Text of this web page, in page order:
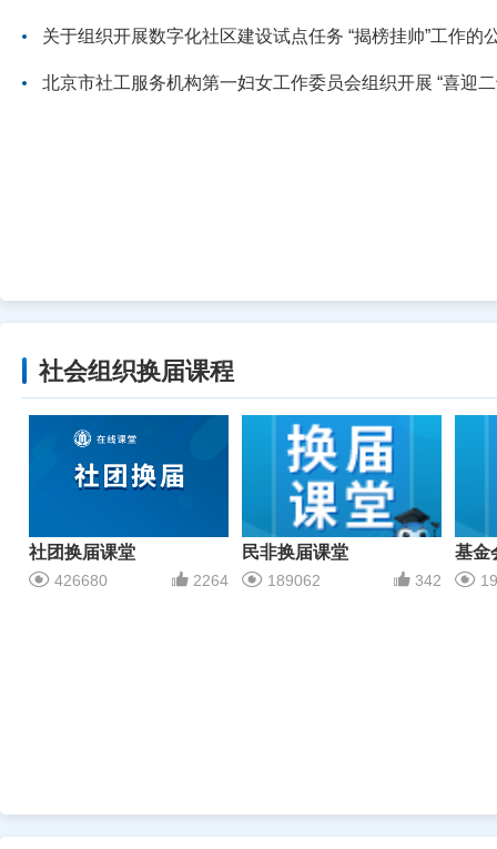
关于组织开展数字化社区建设试点任务 “揭榜挂帅”工作的
北京市社工服务机构第一妇女工作委员会组织开展 “喜迎二十大 品传统文化
社会组织换届课程
社团换届课堂
426680 2264
民非换届课堂
189062 342
基金